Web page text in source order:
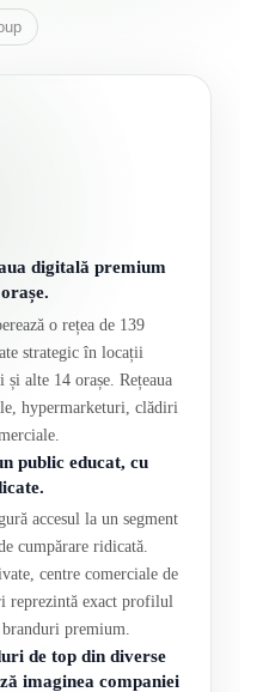
digitală premium
o rețea de 139
strategic în locații
alte 14 orașe. Rețeaua
hypermarketuri, clădiri
public educat, cu
accesul la un segment
cumpărare ridicată.
centre comerciale de
reprezintă exact profilul
premium.
de top din diverse
imaginea companiei